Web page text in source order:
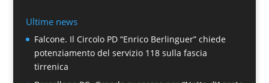
Ultime news
Falcone. Il Circolo PD “Enrico Berlinguer” chiede
potenziamento del servizio 118 sulla fascia
tirrenica